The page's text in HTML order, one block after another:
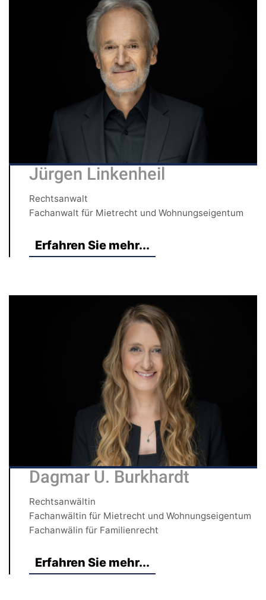
Jürgen Linkenheil
Rechtsanwalt
Fachanwalt für Mietrecht und Wohnungseigentum
Erfahren Sie mehr...
Dagmar U. Burkhardt
Rechtsanwältin
Fachanwältin für Mietrecht und Wohnungseigentum
Fachanwälin für Familienrecht
Erfahren Sie mehr...